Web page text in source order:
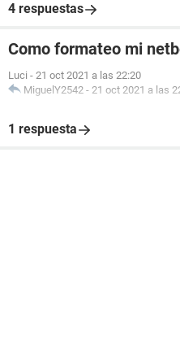
4 respuestas
Como formateo mi
Luci - 21 oct 2021 a las 22:20
MiguelY2542 - 21 oct 2021 a las
1 respuesta